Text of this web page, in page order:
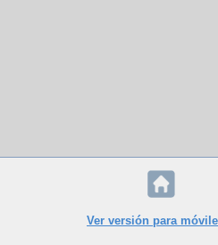
Ver versión para